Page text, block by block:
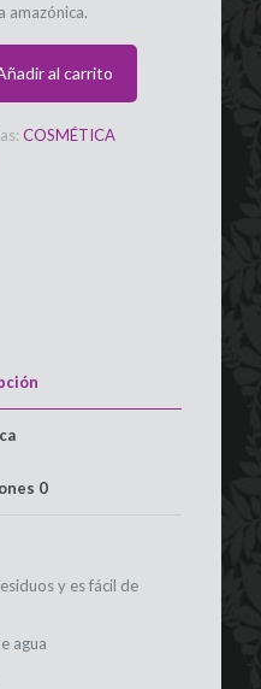
amazónica.
al carrito
COSMÉTICA
0
y es fácil de
agua